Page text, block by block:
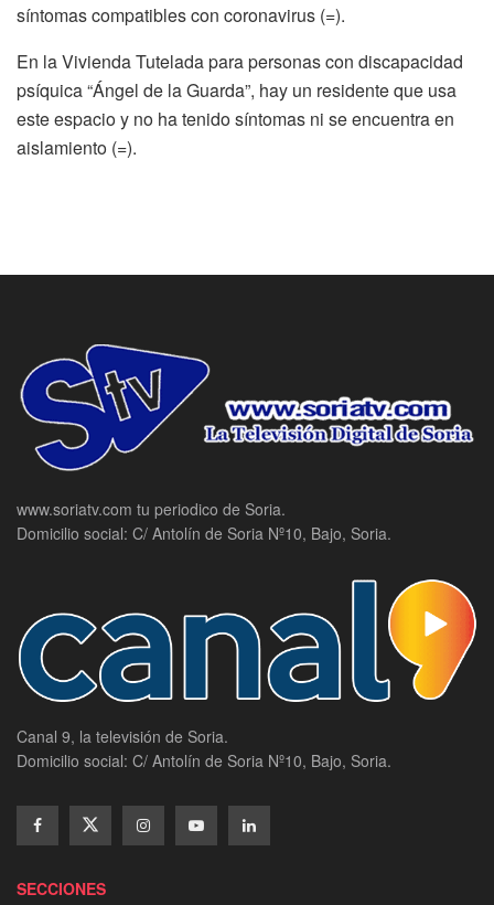
síntomas compatibles con coronavirus (=).
En la Vivienda Tutelada para personas con discapacidad
psíquica “Ángel de la Guarda”, hay un residente que usa
este espacio y no ha tenido síntomas ni se encuentra en
aislamiento (=).
www.soriatv.com tu periodico de Soria.
Domicilio social: C/ Antolín de Soria Nº10, Bajo, Soria.
Canal 9, la televisión de Soria.
Domicilio social: C/ Antolín de Soria Nº10, Bajo, Soria.
SECCIONES